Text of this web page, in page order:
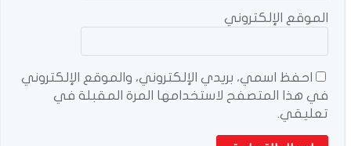
الموقع الإلكتروني
احفظ اسمي، بريدي الإلكتروني، والموقع الإلكتروني
في هذا المتصفح لاستخدامها المرة المقبلة في
تعليقي.